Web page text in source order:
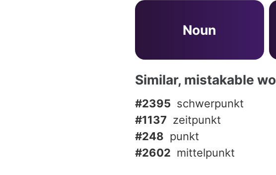
Noun
Similar, mistakable
#2395 schwerpunkt
#1137 zeitpunkt
#248 punkt
#2602 mittelpunkt